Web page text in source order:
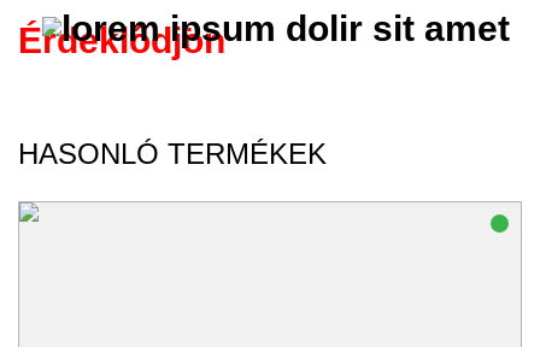
Érdeklődjön
HASONLÓ TERMÉKEK